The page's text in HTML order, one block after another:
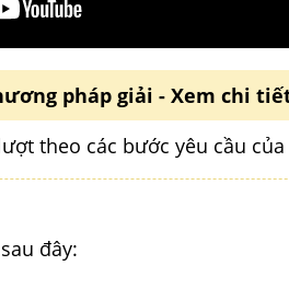
pháp giải - Xem chi
theo các bước yêu cầu
đây: